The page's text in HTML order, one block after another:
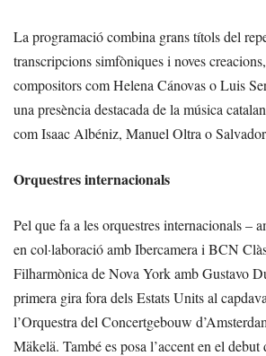
La programació combina grans títols del
transcripcions simfòniques i noves
compositors com Helena Cánovas o Luis
una presència destacada de la música
com Isaac Albéniz, Manuel Oltra o
Orquestres internacionals
Pel que fa a les orquestres internacionals –
en col·laboració amb Ibercamera i BCN
Filharmònica de Nova York amb Gustavo
primera gira fora dels Estats Units al
l’Orquestra del Concertgebouw
Mäkelä. També es posa l’accent en el